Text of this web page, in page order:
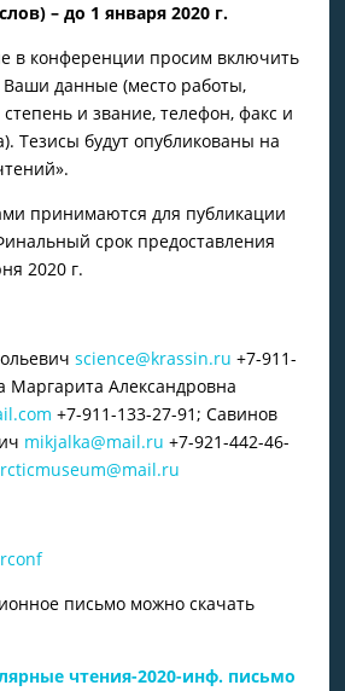
– до 1 января 2020 г.
в конференции просим включить
Ваши данные (место работы,
и звание, телефон, факс и
Тезисы будут опубликованы на
принимаются для публикации
срок предоставления
2020 г.
science@krassin.ru +7-911-
Маргарита Александровна
+7-911-133-27-91; Савинов
mikjalka@mail.ru +7-921-442-46-
письмо можно скачать
чтения-2020-инф. письмо